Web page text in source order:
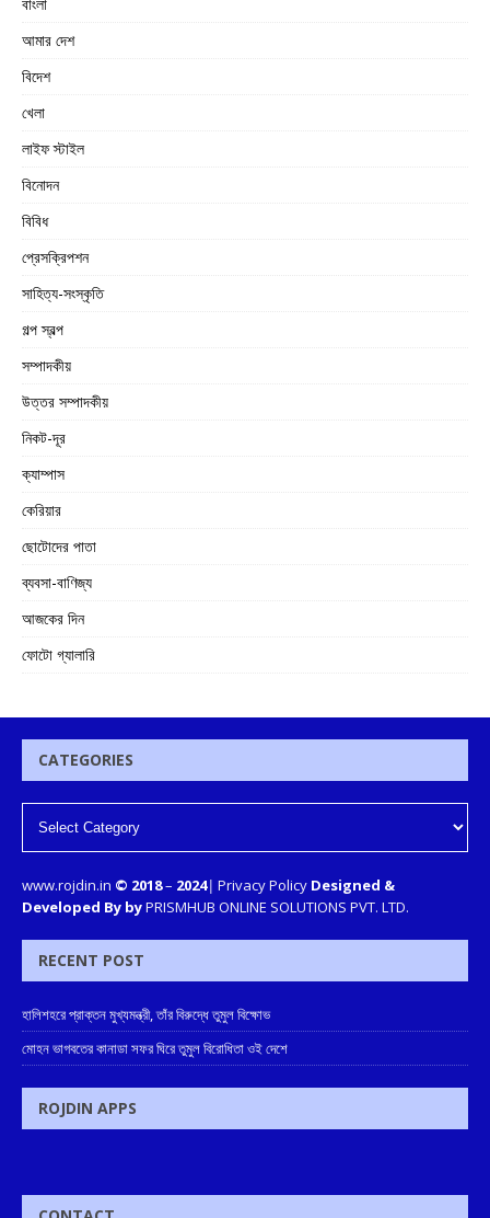
আমার দেশ
বিদেশ
খেলা
লাইফ স্টাইল
বিনোদন
বিবিধ
প্রেসক্রিপশন
সাহিত্য-সংস্কৃতি
গল্প স্বল্প
সম্পাদকীয়
উত্তর সম্পাদকীয়
নিকট-দূর
ক্যাম্পাস
কেরিয়ার
ছোটোদের পাতা
ব্যবসা-বাণিজ্য
আজকের দিন
ফোটো গ্যালারি
CATEGORIES
www.rojdin.in © 2018– 2024| Privacy Policy Designed &
Developed By byPRISMHUB ONLINE SOLUTIONS PVT. LTD.
RECENT POST
হালিশহরে প্রাক্তন মুখ্যমন্ত্রী, তাঁর বিরুদ্ধে তুমুল বিক্ষোভ
মোহন ভাগবতের কানাডা সফর ঘিরে তুমুল বিরোধিতা ওই দেশে
ROJDIN APPS